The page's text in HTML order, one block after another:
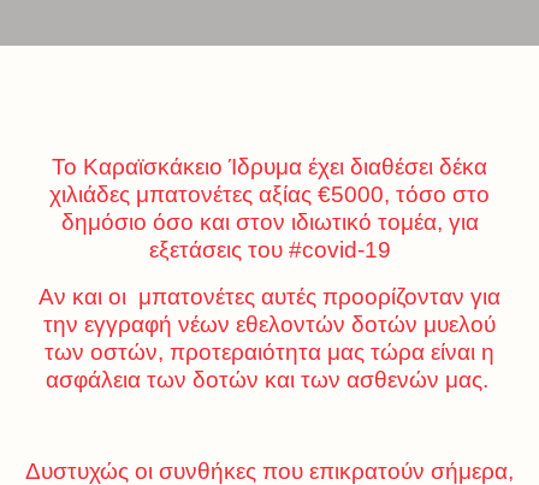
Το Καραϊσκάκειο Ίδρυμα έχει διαθέσει δέκα
χιλιάδες μπατονέτες αξίας €5000, τόσο στο
δημόσιο όσο και στον ιδιωτικό τομέα, για
εξετάσεις του #covid-19
Αν και οι μπατονέτες αυτές προορίζονταν για
την εγγραφή νέων εθελοντών δοτών μυελού
των οστών, προτεραιότητα μας τώρα είναι η
ασφάλεια των δοτών και των ασθενών μας.
Δυστυχώς οι συνθήκες που επικρατούν σήμερα,